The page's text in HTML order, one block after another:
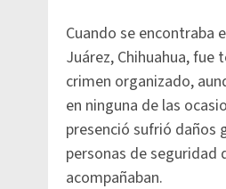
Cuando se encontraba
Juárez, Chihuahua, fue
crimen organizado,
en ninguna de las
presenció sufrió daños
personas de seguridad
acompañaban.